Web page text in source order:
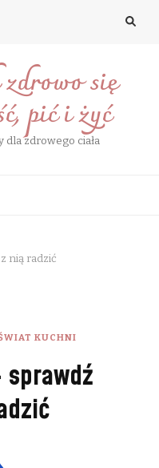
się
pić i żyć
dla zdrowego ciała
nią radzić
KUCHNI
sprawdź